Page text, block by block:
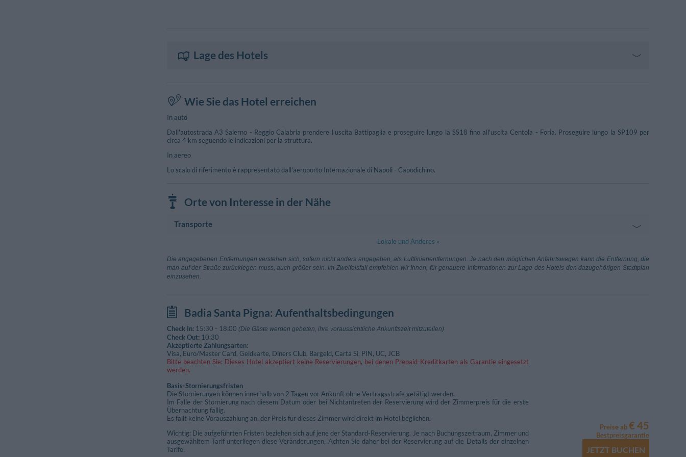
Lage des Hotels
Wie Sie das Hotel erreichen
In auto
Dall'autostrada A3 Salerno - Reggio Calabria prendere l'uscita Battipaglia e proseguire lungo la SS18 fino all'uscita Centola - Foria. Proseguire lungo la SP109 per
circa 4 km seguendo le indicazioni per la struttura.
In aereo
Lo scalo di riferimento è rappresentato dall'aeroporto Internazionale di Napoli - Capodichino.
Orte von Interesse in der Nähe
Transporte
Centola 1.06 km
San Severino
San Mauro La Bruca 3.35 km
Lokale und Anderes »
Die angegebenen Entfernungen verstehen sich, sofern nicht anders angegeben, als Luftlinienentfernungen. Je nach den möglichen Anfahrtswegen kann die Entfernung, die
man auf der Straße zurücklegen muss, auch größer sein. Im Zweifelsfall empfehlen wir Ihnen, für genauere Informationen zur Lage des Hotels den dazugehörigen Stadtplan
einzusehen.
Badia Santa Pigna: Aufenthaltsbedingungen
Check In: 15:30 - 18:00 (Die Gäste werden gebeten, ihre voraussichtliche Ankunftszeit mitzuteilen)
Check Out: 10:30
Akzeptierte Zahlungsarten:
Visa, Euro/Master Card, Geldkarte, Diners Club, Bargeld, Carta Si, PIN, UC, JCB
Bitte beachten Sie: Dieses Hotel akzeptiert keine Reservierungen, bei denen Prepaid-Kreditkarten als Garantie eingesetzt
werden.
Basis-Stornierungsfristen
Die Stornierungen können innerhalb von 2 Tagen vor Ankunft ohne Vertragsstrafe getätigt werden.
Im Falle der Stornierung nach diesem Datum oder bei Nichtantreten der Reservierung wird der Zimmerpreis für die erste
Übernachtung fällig.
Es fällt keine Vorauszahlung an, der Preis für dieses Zimmer wird direkt im Hotel beglichen.
Wichtig: Die aufgeführten Fristen beziehen sich auf jene der Standard-Reservierung. Je nach Buchungszeitraum, Zimmer und
ausgewähltem Tarif unterliegen diese Veränderungen. Achten Sie daher bei der Reservierung auf die Details der einzelnen
Tarife.
Preise ab€ 45
Bestpreisgarantie
JETZT BUCHEN